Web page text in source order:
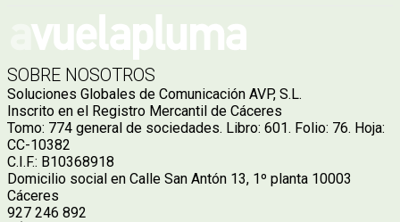
SOBRE NOSOTROS
Soluciones Globales de Comunicación AVP, S.L.
Inscrito en el Registro Mercantil de Cáceres
Tomo: 774 general de sociedades. Libro: 601. Folio: 76. Hoja:
CC-10382
C.I.F.: B10368918
Domicilio social en Calle San Antón 13, 1º planta 10003
Cáceres
927 246 892